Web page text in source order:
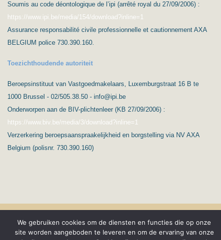
Soumis au code déontologique de l’ipi (arrêté royal du 27/09/2006) :
https://www.ipi.be/media/154/download?inline=1
Assurance responsabilité civile professionnelle et cautionnement AXA
BELGIUM police 730.390.160.
Toezichthoudende autoriteit
Beroepsinstituut van Vastgoedmakelaars, Luxemburgstraat 16 B te
1000 Brussel - 02/505.38.50 - info@ipi.be
Onderworpen aan de BIV-plichtenleer (KB 27/09/2006) :
https://www.biv.be/media/3/download?inline=1
Verzerkering beroepsaanspraakelijkheid en borgstelling via NV AXA
Belgium (polisnr. 730.390.160)
(C) Ard’immo & Conseils Privacybescherming & GPDR
Français Wettelijke vermeldingen
We gebruiken cookies om de diensten en functies die op onze
site worden aangeboden te leveren en om de ervaring van onze